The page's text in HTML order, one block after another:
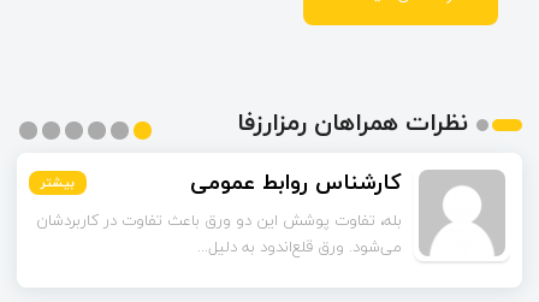
نظرات همراهان رمزارزفا
بیشتر اسماعیل زاده بیشتر
تا قبل از خوندن این مقاله فکر می‌کردم ورق قلع‌اندود
همون ورق گالوانیزه است. تفاو...
بیشتر
بیشتر
بیشتر
بیشتر